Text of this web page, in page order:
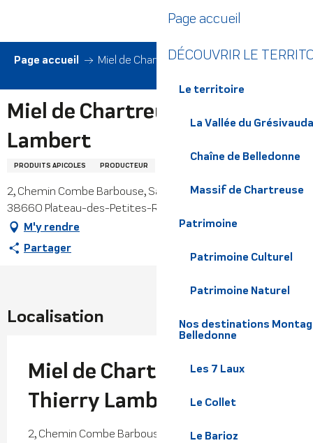
contenu
principal
Page accueil
DÉCOUVRIR LE
Le territoire
La Vallée du
Chaîne de Belledonne
Massif de Chartreuse
Patrimoine
Patrimoine Culturel
Patrimoine Naturel
Nos destinations
Belledonne
Les 7 Laux
Le Collet
Le Barioz
Page accueil Miel de Chartreuse - Thierry Lambert
Miel de Chartreuse - Thierry
Lambert
PRODUITS APICOLES PRODUCTEUR
2, Chemin Combe Barbouse, Saint-Bernard du Touvet,
38660 Plateau-des-Petites-Roches
M'y rendre
Partager
Localisation
Miel de Chartreuse -
Thierry Lambert
2, Chemin Combe Barbouse, Saint-Bernard du